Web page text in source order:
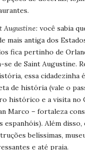
Augustine: você sabia
mais antiga dos
fica pertinho de
se de Saint Augustine.
essa cidadezinha é
de história (vale o
histórico e a visita no
Marco – fortaleza
espanhóis). Além disso,
belíssimas,
e até praia.